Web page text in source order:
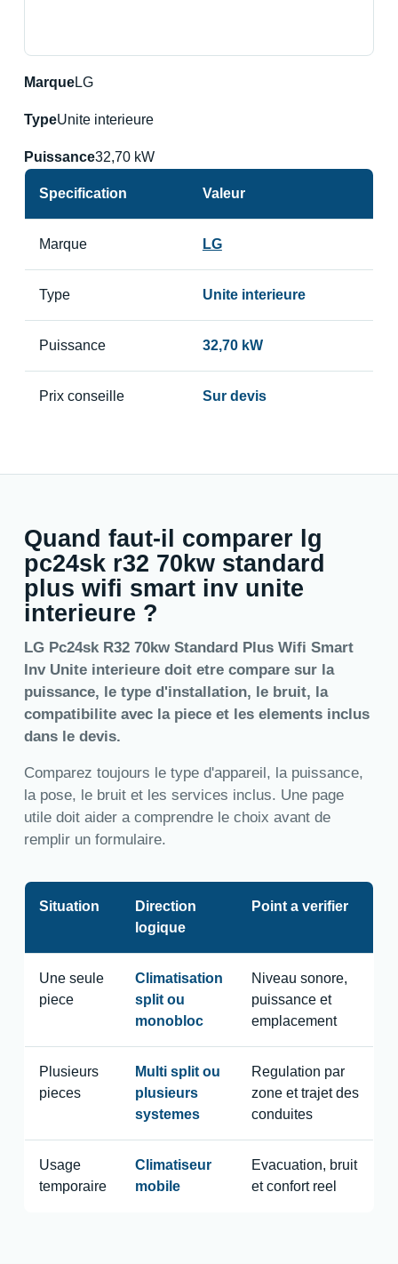
MarqueLG
TypeUnite interieure
Puissance32,70 kW
Specification Valeur
Marque LG
Type Unite interieure
Puissance 32,70 kW
Prix conseille Sur devis
Quand faut-il comparer lg
pc24sk r32 70kw standard
plus wifi smart inv unite
interieure ?
LG Pc24sk R32 70kw Standard Plus Wifi Smart
Inv Unite interieure doit etre compare sur la
puissance, le type d'installation, le bruit, la
compatibilite avec la piece et les elements inclus
dans le devis.
Comparez toujours le type d'appareil, la puissance,
la pose, le bruit et les services inclus. Une page
utile doit aider a comprendre le choix avant de
remplir un formulaire.
Situation
Direction
logique
Point a verifier
Une seule
piece
Climatisation
split ou
monobloc
Niveau sonore,
puissance et
emplacement
Plusieurs
pieces
Multi split ou
plusieurs
systemes
Regulation par
zone et trajet des
conduites
Usage
temporaire
Climatiseur
mobile
Evacuation, bruit
et confort reel